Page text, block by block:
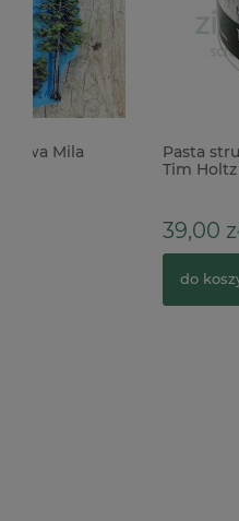
Pasta strukturalna
Tim Holtz Texture